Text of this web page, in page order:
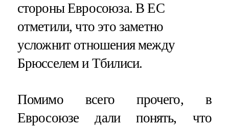
стороны Евросоюза. В ЕС
отметили, что это заметно
усложнит отношения между
Брюсселем и Тбилиси.
Помимо всего прочего, в
Евросоюзе дали понять, что